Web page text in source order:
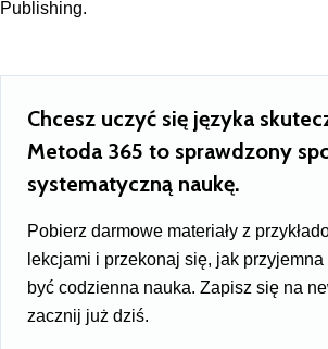
Publishing.
Chcesz uczyć się języka
Metoda 365 to sprawdzony
systematyczną naukę.
Pobierz darmowe materiały z
lekcjami i przekonaj się, jak przyjemna
być codzienna nauka. Zapisz się na
zacznij już dziś.